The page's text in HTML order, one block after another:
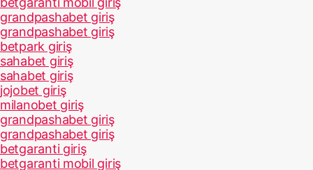
grandpashabet giriş
grandpashabet giriş
betpark giriş
sahabet giriş
sahabet giriş
jojobet giriş
milanobet giriş
grandpashabet giriş
grandpashabet giriş
betgaranti giriş
betgaranti mobil giriş